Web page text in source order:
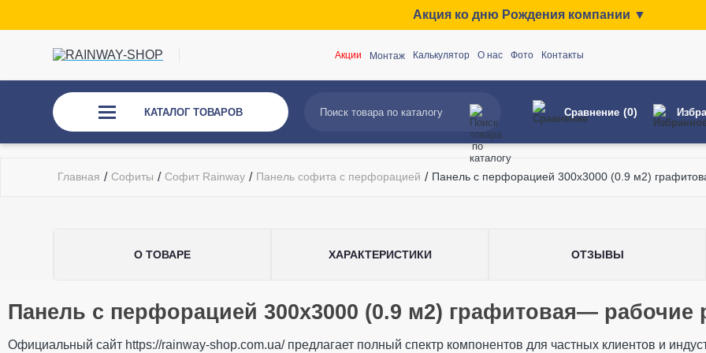
Акция ко дню Рождения компании ▼
Акции Монтаж Калькулятор О нас Фото Контакты
КАТАЛОГ ТОВАРОВ Сравнение (0)
Главная / Софиты / Софит Rainway / Панель софита с перфорацией / Панель с перфорацией 300x3000 (0.9 м2)
О ТОВАРЕ ХАРАКТЕРИСТИКИ ОТЗЫВЫ
Панель с
Общие характеристики
Тип системы
130/100 мм
Оставьте свой отзыв
Панель с перфорацией 300x3000 (0.9 м2) графитовая—
Официальный сайт https://rainway-shop.com.ua/ предлагает полный спектр компонентов для частных клиентов и